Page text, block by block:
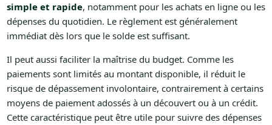
simple et rapide, notamment pour les achats en ligne ou les
dépenses du quotidien. Le règlement est généralement
immédiat dès lors que le solde est suffisant.
Il peut aussi faciliter la maîtrise du budget. Comme les
paiements sont limités au montant disponible, il réduit le
risque de dépassement involontaire, contrairement à certains
moyens de paiement adossés à un découvert ou à un crédit.
Cette caractéristique peut être utile pour suivre des dépenses